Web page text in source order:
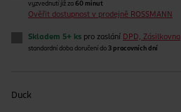
vyzvednutí již za 60 minut
Ověřit dostupnost v prodejně ROSSMANN
Skladem 5+ ks pro zaslání DPD, Zásilkovna
standardní doba doručení do 3 pracovních dní
Duck